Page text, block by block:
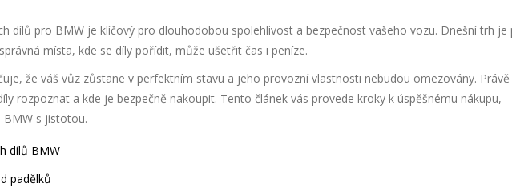
dílů pro BMW je klíčový pro dlouhodobou spolehlivost a bezpečnost vašeho vozu. Dnešní trh je
místa, kde se díly pořídit, může ušetřit čas i peníze.
že váš vůz zůstane v perfektním stavu a jeho provozní vlastnosti nebudou omezovány. Právě
rozpoznat a kde je bezpečně nakoupit. Tento článek vás provede kroky k úspěšnému nákupu,
BMW s jistotou.
dílů BMW
padělků